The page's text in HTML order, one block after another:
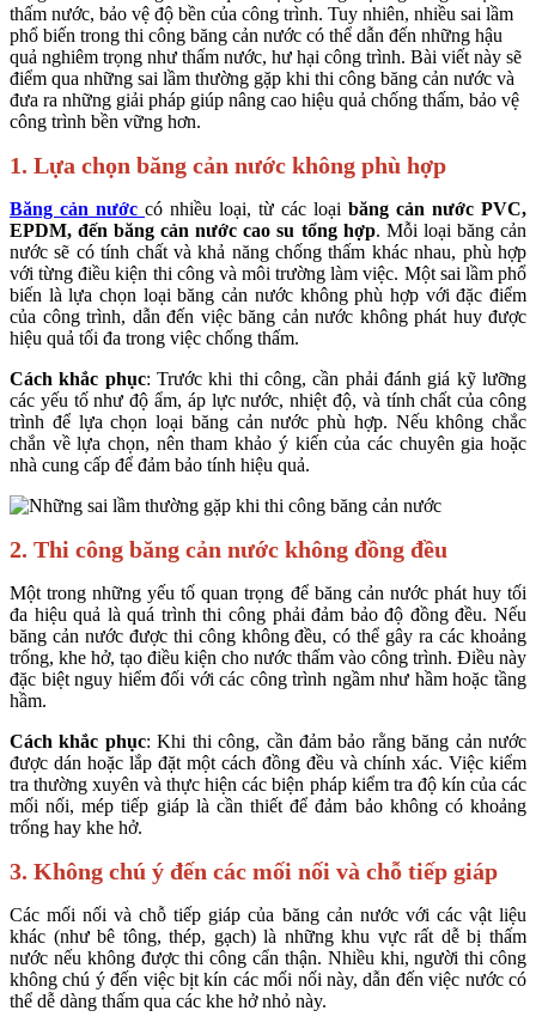
thấm nước, bảo vệ độ bền của công trình. Tuy nhiên, nhiều sai lầm
phổ biến trong thi công băng cản nước có thể dẫn đến những hậu
quả nghiêm trọng như thấm nước, hư hại công trình. Bài viết này sẽ
điểm qua những sai lầm thường gặp khi thi công băng cản nước và
đưa ra những giải pháp giúp nâng cao hiệu quả chống thấm, bảo vệ
công trình bền vững hơn.
1. Lựa chọn băng cản nước không phù hợp
Băng cản nước có nhiều loại, từ các loại băng cản nước PVC,
EPDM, đến băng cản nước cao su tổng hợp. Mỗi loại băng cản
nước sẽ có tính chất và khả năng chống thấm khác nhau, phù hợp
với từng điều kiện thi công và môi trường làm việc. Một sai lầm phổ
biến là lựa chọn loại băng cản nước không phù hợp với đặc điểm
của công trình, dẫn đến việc băng cản nước không phát huy được
hiệu quả tối đa trong việc chống thấm.
Cách khắc phục: Trước khi thi công, cần phải đánh giá kỹ lưỡng
các yếu tố như độ ẩm, áp lực nước, nhiệt độ, và tính chất của công
trình để lựa chọn loại băng cản nước phù hợp. Nếu không chắc
chắn về lựa chọn, nên tham khảo ý kiến của các chuyên gia hoặc
nhà cung cấp để đảm bảo tính hiệu quả.
2. Thi công băng cản nước không đồng đều
Một trong những yếu tố quan trọng để băng cản nước phát huy tối
đa hiệu quả là quá trình thi công phải đảm bảo độ đồng đều. Nếu
băng cản nước được thi công không đều, có thể gây ra các khoảng
trống, khe hở, tạo điều kiện cho nước thấm vào công trình. Điều này
đặc biệt nguy hiểm đối với các công trình ngầm như hầm hoặc tầng
hầm.
Cách khắc phục: Khi thi công, cần đảm bảo rằng băng cản nước
được dán hoặc lắp đặt một cách đồng đều và chính xác. Việc kiểm
tra thường xuyên và thực hiện các biện pháp kiểm tra độ kín của các
mối nối, mép tiếp giáp là cần thiết để đảm bảo không có khoảng
trống hay khe hở.
3. Không chú ý đến các mối nối và chỗ tiếp giáp
Các mối nối và chỗ tiếp giáp của băng cản nước với các vật liệu
khác (như bê tông, thép, gạch) là những khu vực rất dễ bị thấm
nước nếu không được thi công cẩn thận. Nhiều khi, người thi công
không chú ý đến việc bịt kín các mối nối này, dẫn đến việc nước có
thể dễ dàng thấm qua các khe hở nhỏ này.